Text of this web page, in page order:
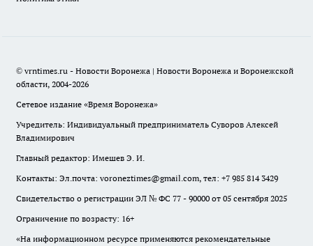
© vrntimes.ru - Новости Воронежа | Новости Воронежа и Воронежской
области, 2004-2026
Сетевое издание «Время Воронежа»
Учредитель: Индивидуальный предприниматель Суворов Алексей
Владимирович
Главный редактор: Имешев Э. И.
Контакты: Эл.почта: voroneztimes@gmail.com, тел: +7 985 814 3429
Свидетельство о регистрации ЭЛ № ФС 77 - 90000 от 05 сентября 2025
Ограничение по возрасту: 16+
«На информационном ресурсе применяются рекомендательные